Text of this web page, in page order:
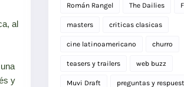
al
y
Román Rangel The Dailies
masters criticas clasicas
cine latinoamericano churro
teasers y trailers web buzz
Muvi Draft preguntas y